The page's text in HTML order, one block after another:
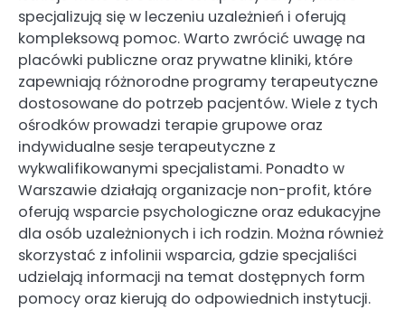
specjalizują się w leczeniu uzależnień i oferują
kompleksową pomoc. Warto zwrócić uwagę na
placówki publiczne oraz prywatne kliniki, które
zapewniają różnorodne programy terapeutyczne
dostosowane do potrzeb pacjentów. Wiele z tych
ośrodków prowadzi terapie grupowe oraz
indywidualne sesje terapeutyczne z
wykwalifikowanymi specjalistami. Ponadto w
Warszawie działają organizacje non-profit, które
oferują wsparcie psychologiczne oraz edukacyjne
dla osób uzależnionych i ich rodzin. Można również
skorzystać z infolinii wsparcia, gdzie specjaliści
udzielają informacji na temat dostępnych form
pomocy oraz kierują do odpowiednich instytucji.